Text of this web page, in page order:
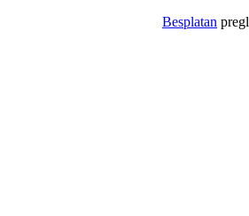
pregled doktora specijaliste!